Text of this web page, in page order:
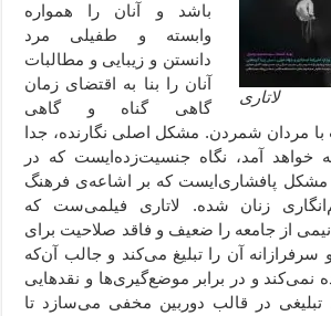
لاتاری
باشد و آنان را همواره
وابسته و طفیلی مرد
دانستن و زیبایی و مطالبات
آنان را بنا به اقتضای زمان
گاهی گناه و گاهی
مردان شمردن. مشکل اصلی نگارنده، جدا
خواهد آمد، نگاه جنسیت‌زده‌ایست که در
مشکل پافشاری‌ایست که بر اشاعه‌ی فرهنگ
زنان شده. لاتاری فیلمی‌ست که
از جامعه را ضعیف و فاقد صلاحیت برای
سرفرازانه آن را تبلیغ می‌کند و جالب آن‌که
نمی‌کند و در برابر موضع‌گیری‌ها و نقدهایی
تبلیغی در قالب دوربین مخفی می‌سازد تا